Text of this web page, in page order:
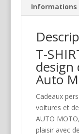
Informations
T-
design
Auto
Cadeaux
voitures et
AUTO
plaisir avec